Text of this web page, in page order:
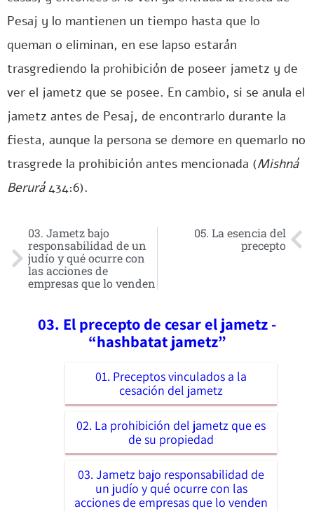
Pesaj y lo mantienen un tiempo hasta que lo
queman o eliminan, en ese lapso estarán
trasgrediendo la prohibición de poseer jametz y de
ver el jametz que se posee. En cambio, si se anula el
jametz antes de Pesaj, de encontrarlo durante la
fiesta, aunque la persona se demore en quemarlo no
trasgrede la prohibición antes mencionada (Mishná
Berurá434:6).
03. Jametz bajo
responsabilidad de un
judío y qué ocurre con
las acciones de
empresas que lo venden
05. La esencia del
precepto
03. El precepto de cesar el jametz -
“hashbatat jametz”
01. Preceptos vinculados a la
cesación del jametz
02. La prohibición del jametz que es
de su propiedad
03. Jametz bajo responsabilidad de
un judío y qué ocurre con las
acciones de empresas que lo venden